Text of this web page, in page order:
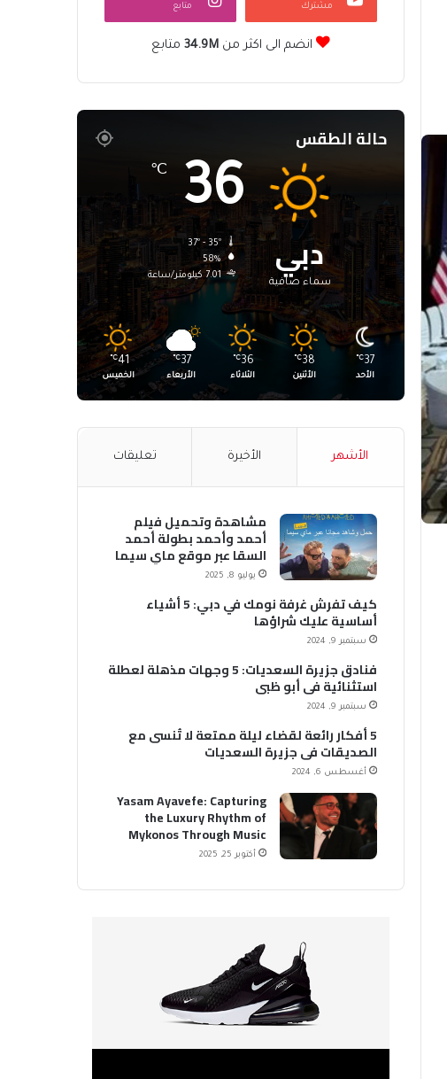
مشترك متابع
انضم الى اكثر من34.9M متابع
حالة الطقس
دبي
سماء صافية
36
℃
58%
7.01 كيلومتر/ساعة
37
℃
الأحد
38
℃
الأثنين
36
℃
الثلاثاء
37
℃
الأربعاء
41
℃
الخميس
الأشهر الأخيرة تعليقات
مشاهدة وتحميل فيلم
أحمد وأحمد بطولة أحمد
السقا عبر موقع ماي سيما
MyCima (وي سيما WeCima)
يوليو 8, 2025
كيف تفرش غرفة نومك في دبي: 5 أشياء
أساسية عليك شراؤها
سبتمبر 9, 2024
فنادق جزيرة السعديات: 5 وجهات مذهلة لعطلة
استثنائية في أبو ظبي
سبتمبر 9, 2024
5 أفكار رائعة لقضاء ليلة ممتعة لا تُنسى مع
الصديقات في جزيرة السعديات
أغسطس 6, 2024
Yasam Ayavefe: Capturing
the Luxury Rhythm of
Mykonos Through Music
أكتوبر 25, 2025